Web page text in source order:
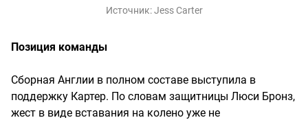
Источник:Jess Carter
Позиция команды
Сборная Англии в полном составе выступила в
поддержку Картер. По словам защитницы Люси Бронз,
жест в виде вставания на колено уже не